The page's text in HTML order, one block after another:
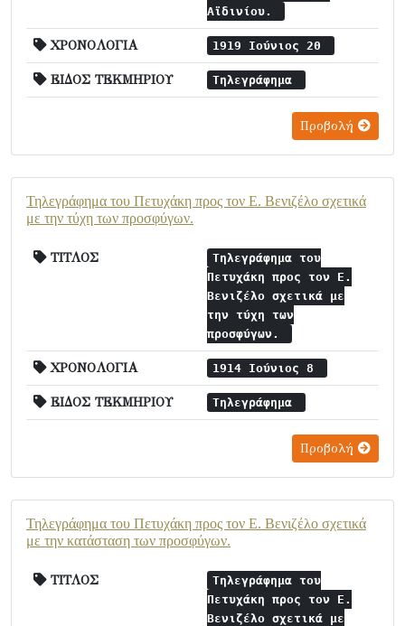
Αϊδινίου.
ΧΡΟΝΟΛΟΓΙΑ 1919 Ιούνιος 20
ΕΙΔΟΣ ΤΕΚΜΗΡΙΟΥ Τηλεγράφημα
Προβολή
Τηλεγράφημα του Πετυχάκη προς τον Ε. Βενιζέλο σχετικά
με την τύχη των προσφύγων.
ΤΙΤΛΟΣ
Τηλεγράφημα του
Πετυχάκη προς τον Ε.
Βενιζέλο σχετικά με
την τύχη των
προσφύγων.
ΧΡΟΝΟΛΟΓΙΑ 1914 Ιούνιος 8
ΕΙΔΟΣ ΤΕΚΜΗΡΙΟΥ Τηλεγράφημα
Προβολή
Τηλεγράφημα του Πετυχάκη προς τον Ε. Βενιζέλο σχετικά
με την κατάσταση των προσφύγων.
ΤΙΤΛΟΣ
Τηλεγράφημα του
Πετυχάκη προς τον Ε.
Βενιζέλο σχετικά με